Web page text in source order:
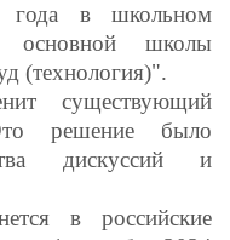
в школьном
основной школы
(технология)".
существующий
решение было
дискуссий и
в российские